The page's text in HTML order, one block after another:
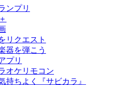
ンプリ
リクエスト
器を弾こう
プリ
オケリモコン
持ちよく『サビカラ』